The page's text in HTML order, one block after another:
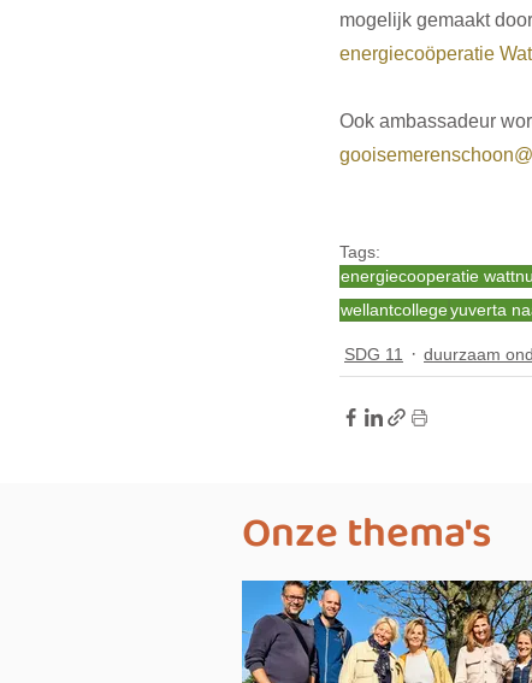
mogelijk gemaakt
energiecoöperatie
Ook ambassadeur
Tags:
energiecooperatie wattnu
wellantcollegeyuverta
SDG 11 duurzaam
Onze thema's